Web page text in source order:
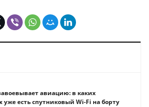
авиацию: в каких
уже есть спутниковый Wi-Fi на борту